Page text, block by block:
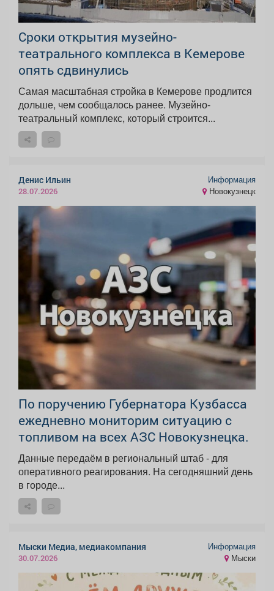
Сроки открытия музейно-
театрального комплекса в Кемерове
опять сдвинулись
Самая масштабная стройка в Кемерове продлится
дольше, чем сообщалось ранее. Музейно-
театральный комплекс, который строится...
Денис Ильин
28.07.2026
Информация
Новокузнецк
По поручению Губернатора Кузбасса
ежедневно мониторим ситуацию с
топливом на всех АЗС Новокузнецка.
Данные передаём в региональный штаб - для
оперативного реагирования. На сегодняшний день
в городе...
Мыски Медиа, медиакомпания
30.07.2026
Информация
Мыски